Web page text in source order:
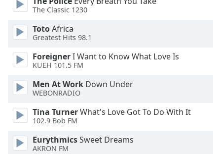
dialog
Escape
close
window.
Color
The Classic 1230
TotoAfrica
Greatest Hits 98.1
ForeignerI Want to Know What Love Is
KUEH 101.5 FM
Men At Work Down Under
WEBONRADIO
Tina TurnerWhat's Love Got To Do With It
102.9 Bob FM
EurythmicsSweet Dreams
AKRON FM